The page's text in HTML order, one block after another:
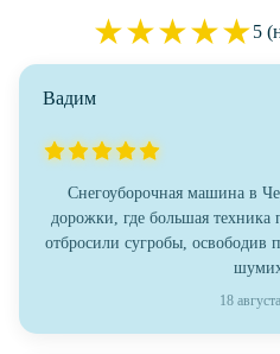
★★★★★5
Вадим
Снегоуборочная машина в
дорожки, где большая техника
отбросили сугробы, освободив
18